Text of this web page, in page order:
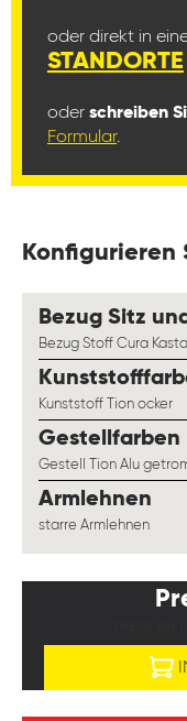
oder direkt in
STANDORTE
oder schreiben
Formular.
Konfigurieren
Bezug Sitz
Bezug Stoff Cura
Kunststoff Tion ocker
Gestellfarben
Gestell Tion Alu
Armlehnen
starre Armlehnen